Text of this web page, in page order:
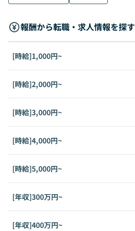
報酬から転職・求人情報を探す
[時給]1,000円~
[時給]2,000円~
[時給]3,000円~
[時給]4,000円~
[時給]5,000円~
[年収]300万円~
[年収]400万円~